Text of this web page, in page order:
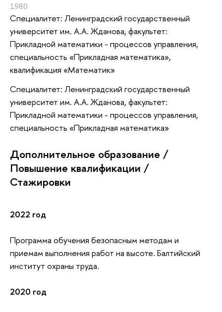
1980
Специалитет: Ленинградский государственный
университет им. А.А. Жданова, факультет:
Прикладной математики - процессов управления,
специальность «Прикладная математика»,
квалификация «Математик»
Специалитет: Ленинградский государственный
университет им. А.А. Жданова, факультет:
Прикладной математики - процессов управления,
специальность «Прикладная математика»
Дополнительное образование /
Повышение квалификации /
Стажировки
2022 год
Программа обучения безопасным методам и
приемам выполнения работ на высоте. Балтийский
институт охраны труда.
2020 год